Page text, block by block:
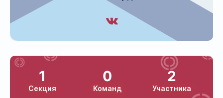
1
Секция
0
Команд
2
Участника